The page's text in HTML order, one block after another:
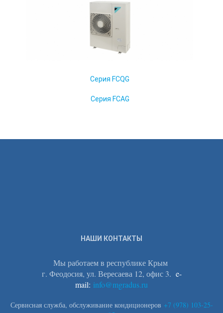
Серия FCQG
Серия FCAG
НАШИ КОНТАКТЫ
Мы работаем в республике Крым
г. Феодосия, ул. Вересаева 12, офис 3. e-
mail: info@mgradus.ru
Сервисная служба, обслуживание кондиционеров +7 (978) 103-25-